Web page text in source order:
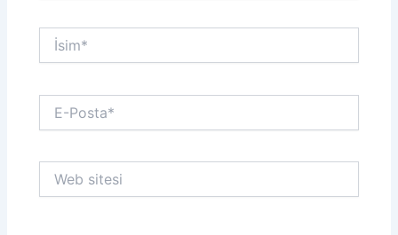
İsim*
Posta*
sitesi